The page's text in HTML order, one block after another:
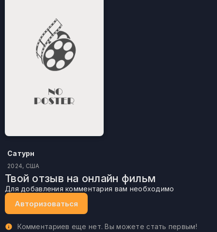
Сатурн
2024, США
Твой отзыв на онлайн фильм
Для добавления комментария вам необходимо
Авторизоваться
Комментариев еще нет. Вы можете стать первым!